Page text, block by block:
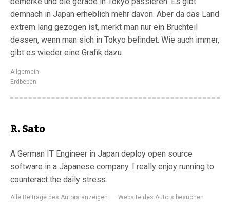
demnach in Japan erheblich mehr davon. Aber da das Land
extrem lang gezogen ist, merkt man nur ein Bruchteil
dessen, wenn man sich in Tokyo befindet. Wie auch immer,
gibt es wieder eine Grafik dazu.
Allgemein
Erdbeben
R. Sato
A German IT Engineer in Japan deploy open source
software in a Japanese company. I really enjoy running to
counteract the daily stress.
Alle Beiträge des Autors anzeigen Website des Autors besuchen